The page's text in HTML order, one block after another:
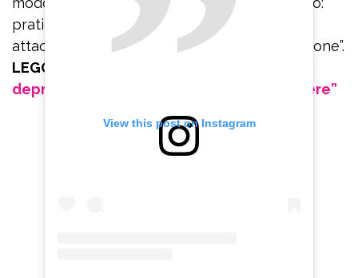
praticate Hatha yoga se volete uscire dagli
attacchi di panico che portano alla depressione”.
LEGGI ANCHE:
depressione: “Sono sparita per sopravvivere”
View this post on Instagram